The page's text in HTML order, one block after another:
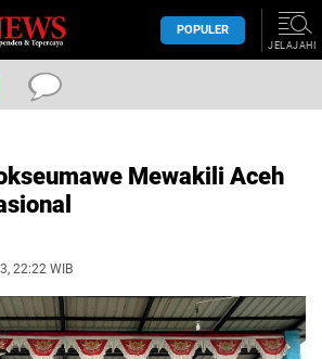
POPULER
JELAJAHI
Mewakili Aceh
22:22 WIB